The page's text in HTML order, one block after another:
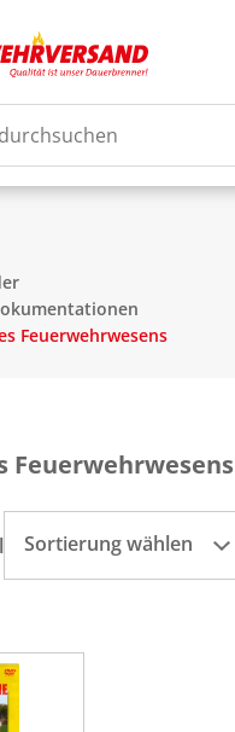
Feuerwehrwesens
Feuerwehrwesens
Sortierung wählen